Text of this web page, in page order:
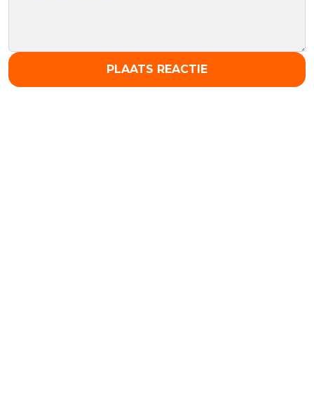
PLAATS REACTIE